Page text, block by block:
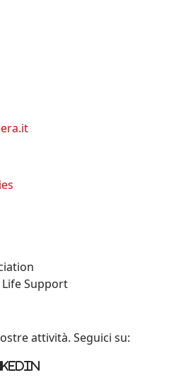
Support
attività. Seguici su: